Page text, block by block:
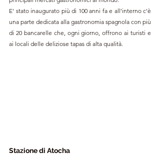
E' stato inaugurato più di 100 anni fa e all'interno c'è
una parte dedicata alla gastronomia spagnola con più
di 20 bancarelle che, ogni giorno, offrono ai turisti e
ai locali delle deliziose tapas di alta qualità.
Stazione di Atocha